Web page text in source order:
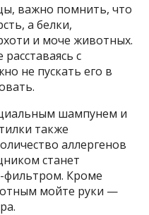
важно помнить, что
а белки,
и моче животных.
с
не пускать его в
шампунем и
также
аллергенов
станет
фильтром. Кроме
мойте руки —